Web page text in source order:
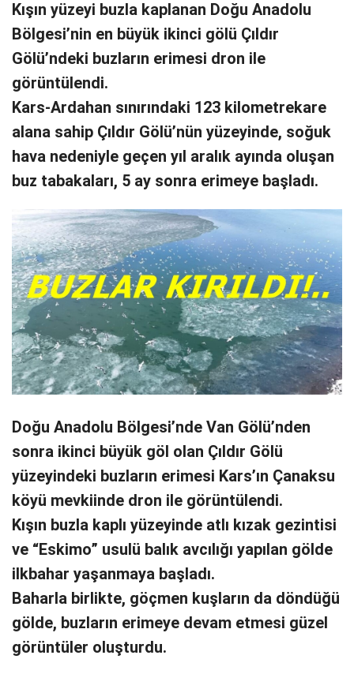
Kışın yüzeyi buzla kaplanan Doğu Anadolu
Bölgesi’nin en büyük ikinci gölü Çıldır
Gölü’ndeki buzların erimesi dron ile
görüntülendi.
Kars-Ardahan sınırındaki 123 kilometrekare
alana sahip Çıldır Gölü’nün yüzeyinde, soğuk
hava nedeniyle geçen yıl aralık ayında oluşan
buz tabakaları, 5 ay sonra erimeye başladı.
Doğu Anadolu Bölgesi’nde Van Gölü’nden
sonra ikinci büyük göl olan Çıldır Gölü
yüzeyindeki buzların erimesi Kars’ın Çanaksu
köyü mevkiinde dron ile görüntülendi.
Kışın buzla kaplı yüzeyinde atlı kızak gezintisi
ve “Eskimo” usulü balık avcılığı yapılan gölde
ilkbahar yaşanmaya başladı.
Baharla birlikte, göçmen kuşların da döndüğü
gölde, buzların erimeye devam etmesi güzel
görüntüler oluşturdu.